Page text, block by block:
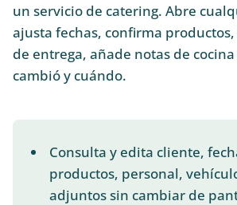
un servicio de catering. Abre
ajusta fechas, confirma
de entrega, añade notas de
cambió y cuándo.
Consulta y edita cliente,
productos, personal,
adjuntos sin cambiar de